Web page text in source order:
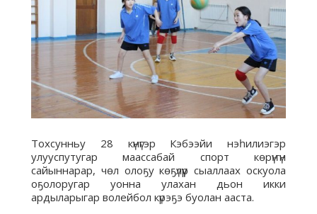
Тохсунньу 28 күнүгэр Кэбээйи нэһилиэгэр
улууспутугар маассабай спорт көрүҥүн
сайыннарар, чөл олоҕу көҕүлүүр сыаллаах оскуола
оҕолоругар уонна улахан дьон икки
ардыларыгар волейбол күрэҕэ буолан ааста.